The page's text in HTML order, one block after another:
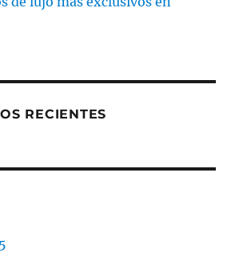
RECIENTES